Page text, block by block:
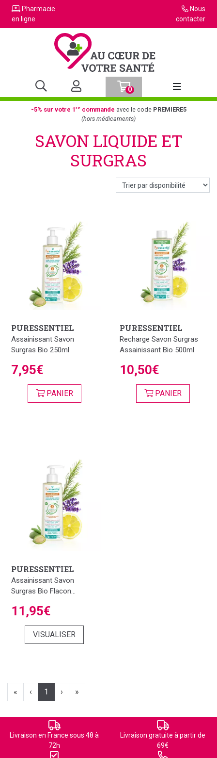
Pharmacie
en ligne
Nous
contacter
0
Afficher la
-5% sur votre 1recommande avec le code PREMIERE5
(hors médicaments)
SAVON LIQUIDE ET
SURGRAS
PURESSENTIEL
Assainissant Savon
Surgras Bio 250ml
7,95€
PANIER
PURESSENTIEL
Recharge Savon Surgras
Assainissant Bio 500ml
10,50€
PANIER
PURESSENTIEL
Assainissant Savon
Surgras Bio Flacon...
11,95€
VISUALISER
« ‹ 1 › »
Livraison en France sous 48 à
72h
Livraison gratuite à partir de
69€